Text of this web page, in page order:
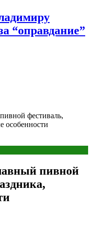
“оправдание”
фестиваль,
особенности
пивной